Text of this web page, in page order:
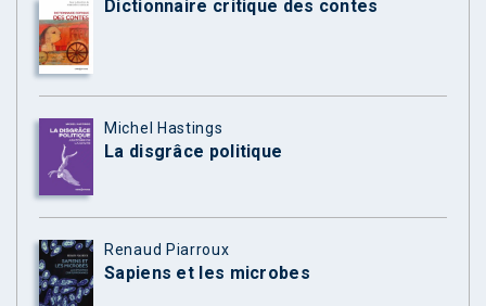
Dictionnaire critique des contes
Michel Hastings
La disgrâce politique
Renaud Piarroux
Sapiens et les microbes